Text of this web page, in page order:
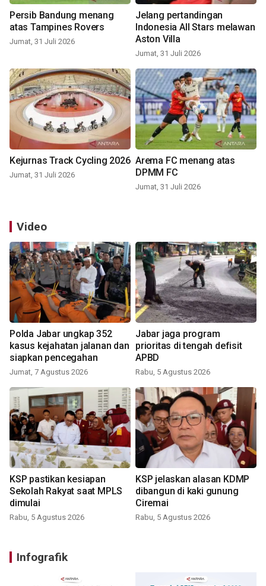
Persib Bandung menang
atas Tampines Rovers
Jumat, 31 Juli 2026
Jelang pertandingan
Indonesia All Stars melawan
Aston Villa
Jumat, 31 Juli 2026
Kejurnas Track Cycling 2026
Jumat, 31 Juli 2026
Arema FC menang atas
DPMM FC
Jumat, 31 Juli 2026
Video
Polda Jabar ungkap 352
kasus kejahatan jalanan dan
siapkan pencegahan
Jumat, 7 Agustus 2026
Jabar jaga program
prioritas di tengah defisit
APBD
Rabu, 5 Agustus 2026
KSP pastikan kesiapan
Sekolah Rakyat saat MPLS
dimulai
Rabu, 5 Agustus 2026
KSP jelaskan alasan KDMP
dibangun di kaki gunung
Ciremai
Rabu, 5 Agustus 2026
Infografik